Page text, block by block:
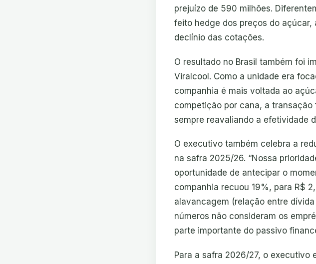
prejuízo de 590 milhões.
feito hedge dos preços do
declínio das cotações.
O resultado no Brasil também foi
Viralcool. Como a unidade era
companhia é mais voltada ao
competição por cana, a transação
sempre reavaliando a efetividade
O executivo também celebra a
na safra 2025/26. “Nossa
oportunidade de antecipar o
companhia recuou 19%, para R$
alavancagem (relação entre
números não consideram os
parte importante do passivo
Para a safra 2026/27, o executivo